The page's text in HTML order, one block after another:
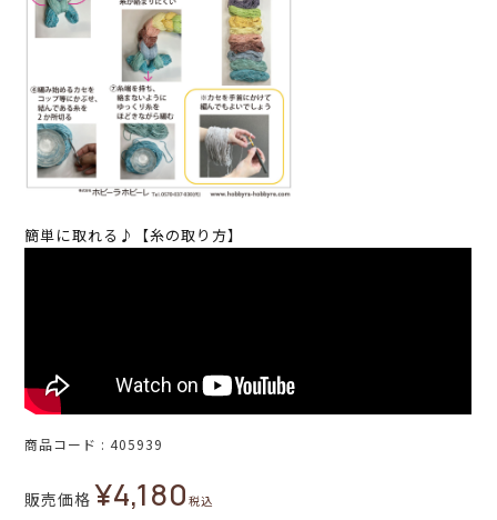
簡単に取れる♪【糸の取り方】
商品コード 405939
販売価格 ¥4,180税込